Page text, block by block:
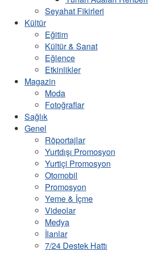
Seyahat Fikirleri
Kültür
Eğitim
Kültür & Sanat
Eğlence
Etkinlikler
Magazin
Moda
Fotoğraflar
Sağlık
Genel
Röportajlar
Yurtdışı Promosyon
Yurtiçi Promosyon
Otomobil
Promosyon
Yeme & İçme
Videolar
Medya
İlanlar
7/24 Destek Hattı